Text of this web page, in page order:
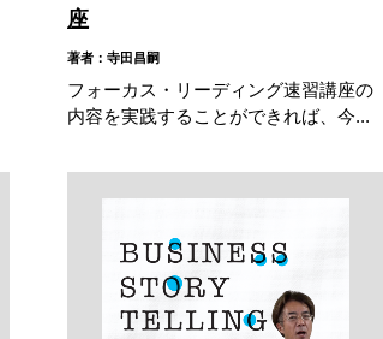
座
著者：寺田昌嗣
フォーカス・リーディング速習講座の
内容を実践することができれば、今...